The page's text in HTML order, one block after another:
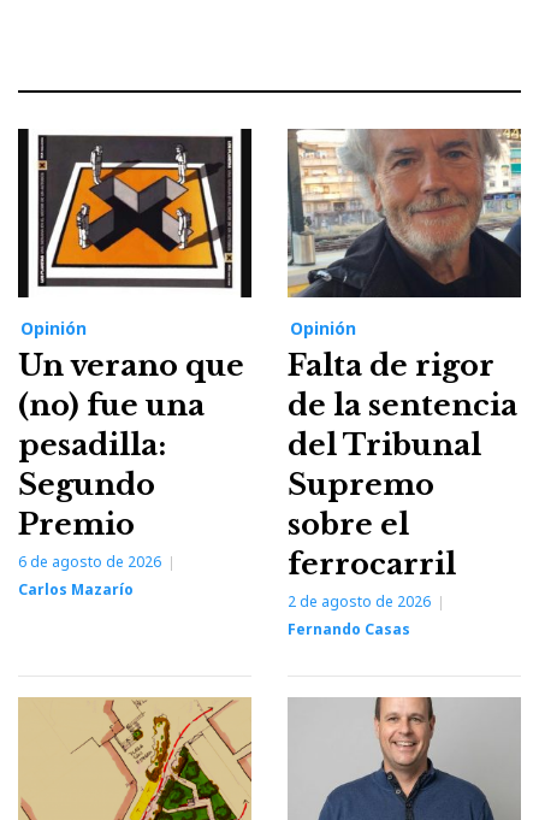
Opinión
Un verano que
(no) fue una
pesadilla:
Segundo
Premio
6 de agosto de 2026
Carlos Mazarío
Opinión
Falta de rigor
de la sentencia
del Tribunal
Supremo
sobre el
ferrocarril
2 de agosto de 2026
Fernando Casas